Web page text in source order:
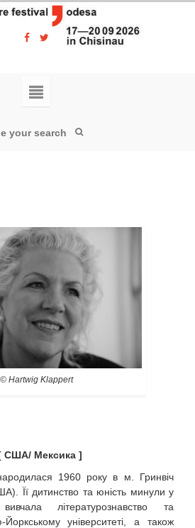
© Hartwig Klappert
США/ Мексика ]
1960 року в м. Гринвіч
Її дитинство та юність минули у
літературознавство та
університеті, а також